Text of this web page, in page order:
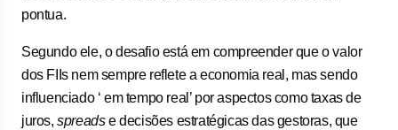
pontua.
Segundo ele, o desafio está em compreender que o valor
dos FIIs nem sempre reflete a economia real, mas sendo
influenciado ‘ em tempo real’ por aspectos como taxas de
juros,spreadse decisões estratégicas das gestoras, que